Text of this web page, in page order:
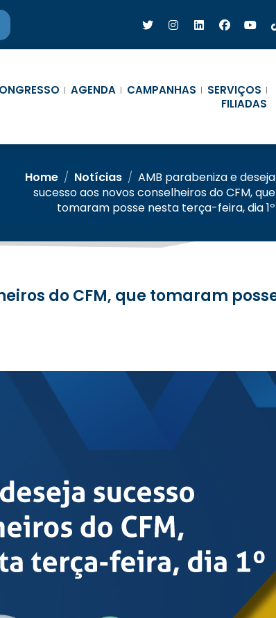
AGENDA CAMPANHAS
SERVIÇOS
FILIADAS
Home / Notícias / AMB parabeniza e deseja
sucesso aos novos conselheiros do CFM, que
tomaram posse nesta terça-feira, dia 1º